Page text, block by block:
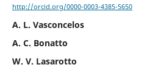
http://orcid.org/0000-0003-4385-5650
A. L. Vasconcelos
A. C. Bonatto
W. V. Lasarotto